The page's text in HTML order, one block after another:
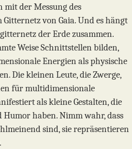
mit der Messung des
Gitternetz von Gaia. Und es hängt
der Erde zusammen.
Weise Schnittstellen bilden,
Energien als physische
Die kleinen Leute, die Zwerge,
für multidimensionale
als kleine Gestalten, die
haben. Nimm wahr, dass
sind, sie repräsentieren